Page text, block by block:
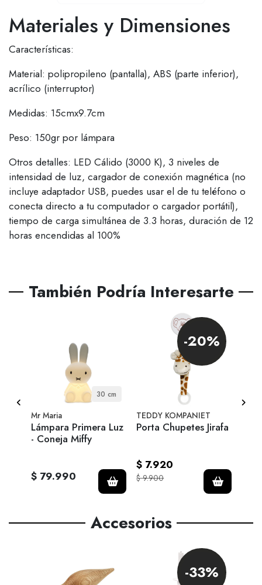
Materiales y Dimensiones
Características:
Material: polipropileno (pantalla), ABS (parte inferior),
acrílico (interruptor)
Medidas: 15cmx9.7cm
Peso: 150gr por lámpara
Otros detalles: LED Cálido (3000 K), 3 niveles de
intensidad de luz, cargador de conexión magnética (no
incluye adaptador USB, puedes usar el de tu teléfono o
conecta directo a tu computador o cargador portátil),
tiempo de carga simultánea de 3.3 horas, duración de 12
horas encendidas al 100%
También Podría Interesarte
30 cm
Mr Maria
Lámpara Primera Luz
- Coneja Miffy
$ 79.990
-20%
TEDDY KOMPANIET
Porta Chupetes Jirafa
$ 7.920
$ 9.900
Accesorios
-33%